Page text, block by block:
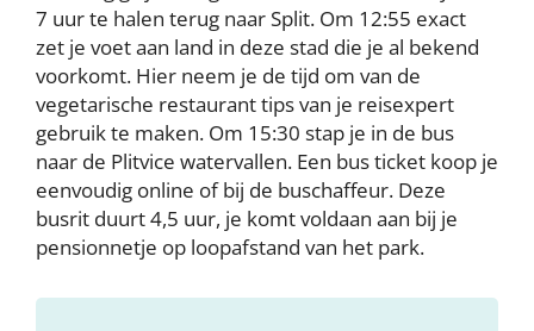
7 uur te halen terug naar Split. Om 12:55 exact
zet je voet aan land in deze stad die je al bekend
voorkomt. Hier neem je de tijd om van de
vegetarische restaurant tips van je reisexpert
gebruik te maken. Om 15:30 stap je in de bus
naar de Plitvice watervallen. Een bus ticket koop je
eenvoudig online of bij de buschaffeur. Deze
busrit duurt 4,5 uur, je komt voldaan aan bij je
pensionnetje op loopafstand van het park.